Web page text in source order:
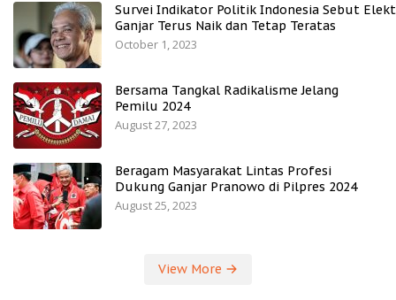
Survei Indikator Politik Indonesia Sebut
Ganjar Terus Naik dan Tetap Teratas
October 1, 2023
Bersama Tangkal Radikalisme Jelang
Pemilu 2024
August 27, 2023
Beragam Masyarakat Lintas Profesi
Dukung Ganjar Pranowo di Pilpres 2024
August 25, 2023
View More